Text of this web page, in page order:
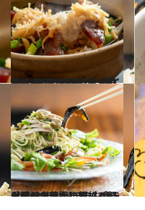
2024.3.27
【続きを読む】賢者が推薦！ おこげに激辛…香りと旨みがほわ～っ！ と広がる 横浜中華街の土鍋ご飯【3選】
グルメ
2023.8.9
【横浜中華街】取材＆偏愛歴13年！ ベテラン食ライターが伝授する ちょっと珍しい冷たい麺【3選】
グルメ